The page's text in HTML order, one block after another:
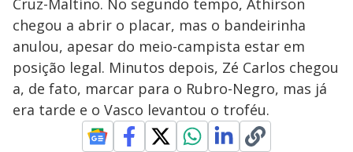
Cruz-Maltino. No segundo tempo, Athirson
chegou a abrir o placar, mas o bandeirinha
anulou, apesar do meio-campista estar em
posição legal. Minutos depois, Zé Carlos chegou
a, de fato, marcar para o Rubro-Negro, mas já
era tarde e o Vasco levantou o troféu.